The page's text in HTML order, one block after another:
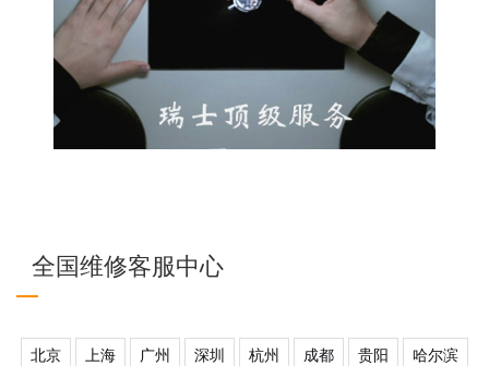
全国维修客服中心
北京 上海 广州 深圳 杭州 成都 贵阳 哈尔滨